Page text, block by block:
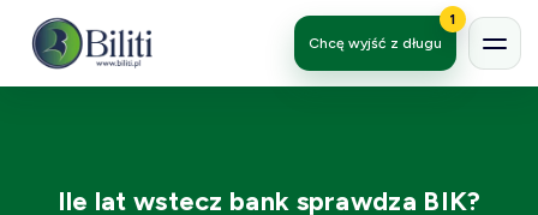
Chcę wyjść z długu
1
Ile lat wstecz bank sprawdza BIK?